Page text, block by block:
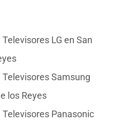
LG en San
Samsung
los Reyes
Panasonic